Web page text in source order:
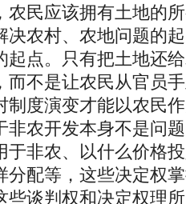
农民应该拥有土地的
决农村、农地问题的
起点。只有把土地还
而不是让农民从官员
制度演变才能以农民
非农开发本身不是问
于非农、以什么价格
分配等，这些决定权
些谈判权和决定权理